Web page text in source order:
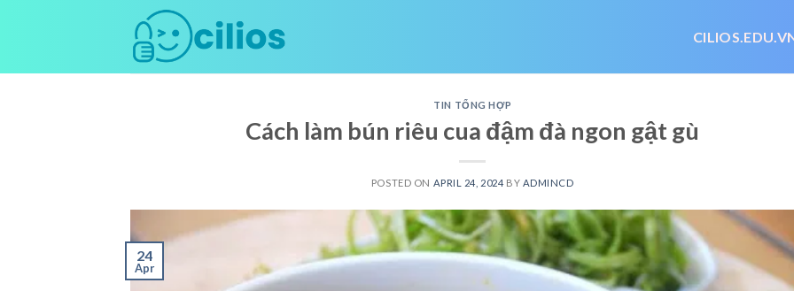
TIN TỔNG HỢP
Cách làm bún riêu cua đậm đà ngon gật gù
POSTED ON APRIL 24, 2024 BY ADMINCD
24
Apr